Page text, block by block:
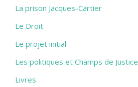
La prison Jacques-Cartier
Le Droit
Le projet initial
Les politiques et Champs de Justice
Livres